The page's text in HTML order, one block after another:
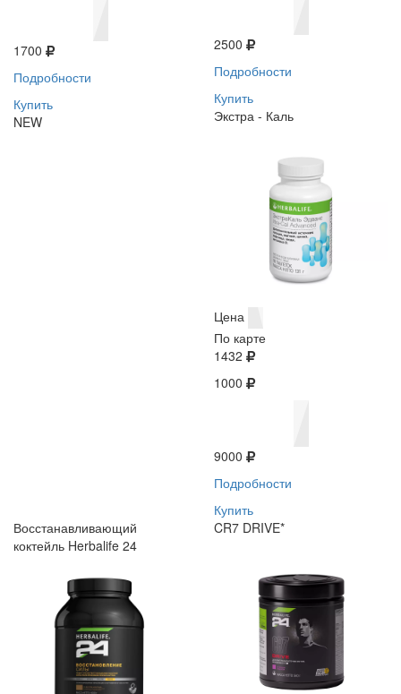
1700
Подробности
Купить
NEW
2500
Подробности
Купить
Экстра - Каль
Цена
По карте
1432
1000
9000
Подробности
Купить
Восстанавливающий
коктейль Herbalife 24
CR7 DRIVE*